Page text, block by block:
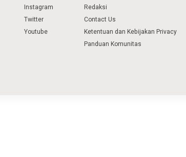
Instagram
Twitter
Youtube
Redaksi
Contact Us
Ketentuan dan Kebijakan Privacy
Panduan Komunitas